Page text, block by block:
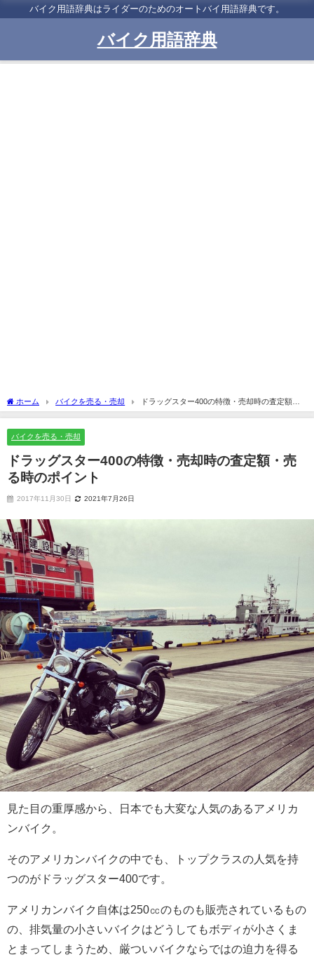
バイク用語辞典はライダーのためのオートバイ用語辞典です。
バイク用語辞典
ホーム バイクを売る・売却
ドラッグスター400の特徴・売却時の査定額・
売る時のポイント
バイクを売る・売却
ドラッグスター400の特徴・売却時の査定額・売
る時のポイント
2017年11月30日 2021年7月26日
見た目の重厚感から、日本でも大変な人気のあるアメリカ
ンバイク。
そのアメリカンバイクの中でも、トップクラスの人気を持
つのがドラッグスター400です。
アメリカンバイク自体は250㏄のものも販売されているもの
の、排気量の小さいバイクはどうしてもボディが小さくま
とまってしまうため、厳ついバイクならではの迫力を得る